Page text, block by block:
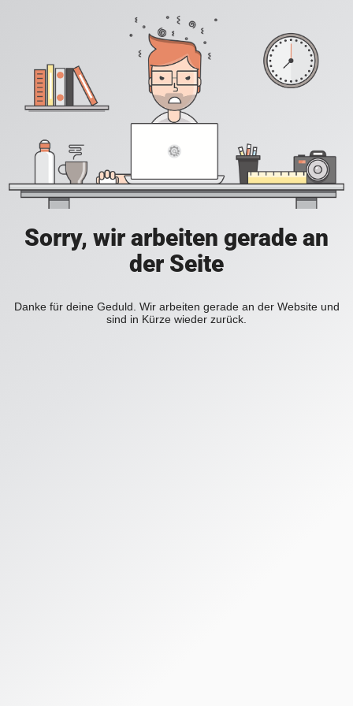
Sorry, wir arbeiten gerade an
der Seite
Danke für deine Geduld. Wir arbeiten gerade an der Website und
sind in Kürze wieder zurück.